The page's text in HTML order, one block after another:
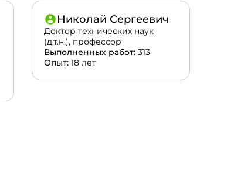
Николай Сергеевич
Доктор технических наук
(д.т.н.), профессор
Выполненных работ: 313
Опыт: 18 лет